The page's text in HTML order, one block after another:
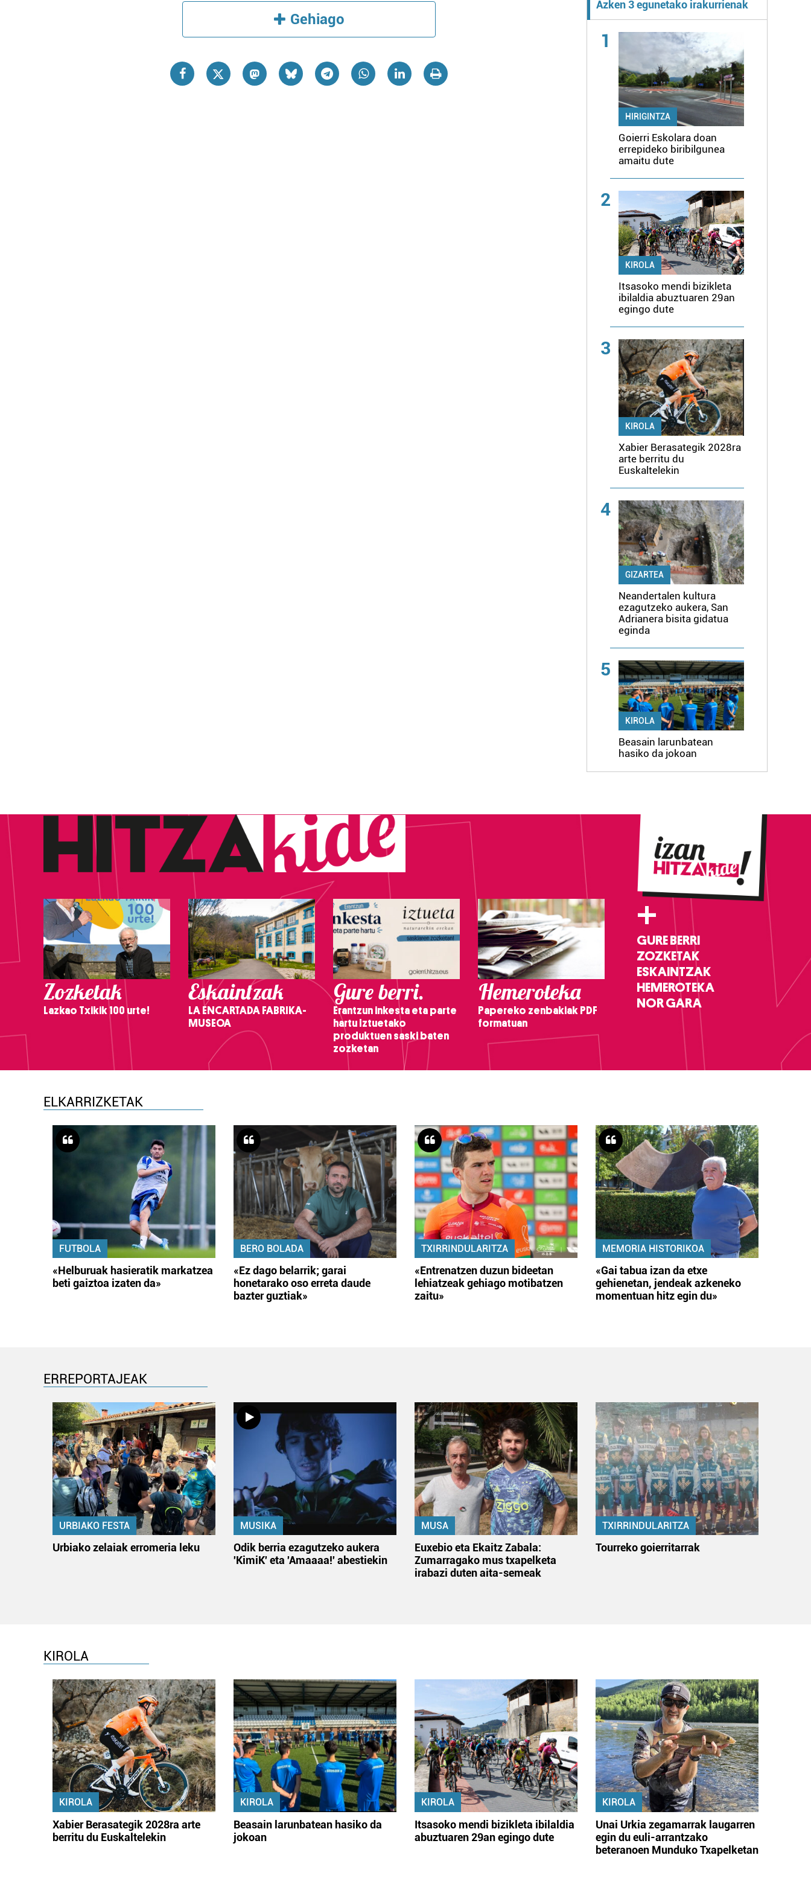
Gehiago
Azken 3 egunetako irakurrienak
1
HIRIGINTZA
Goierri Eskolara doan
errepideko biribilgunea
amaitu dute
2
KIROLA
Itsasoko mendi bizikleta
ibilaldia abuztuaren 29an
egingo dute
3
KIROLA
Xabier Berasategik 2028ra
arte berritu du
Euskaltelekin
4
GIZARTEA
Neandertalen kultura
ezagutzeko aukera, San
Adrianera bisita gidatua
eginda
5
KIROLA
Beasain larunbatean
hasiko da jokoan
Zozketak
Lazkao Txikik 100 urte!
Eskaintzak
LA ENCARTADA FABRIKA-
MUSEOA
Gure berri.
Erantzun inkesta eta parte
hartu Iztuetako
produktuen saski baten
zozketan
Hemeroteka
Papereko zenbakiak PDF
formatuan
+
GURE BERRI
ZOZKETAK
ESKAINTZAK
HEMEROTEKA
NOR GARA
ELKARRIZKETAK
FUTBOLA
«Helburuak hasieratik markatzea
beti gaiztoa izaten da»
BERO BOLADA
«Ez dago belarrik; garai
honetarako oso erreta daude
bazter guztiak»
TXIRRINDULARITZA
«Entrenatzen duzun bideetan
lehiatzeak gehiago motibatzen
zaitu»
MEMORIA HISTORIKOA
«Gai tabua izan da etxe
gehienetan, jendeak azkeneko
momentuan hitz egin du»
ERREPORTAJEAK
URBIAKO FESTA
Urbiako zelaiak erromeria leku
MUSIKA
Odik berria ezagutzeko aukera
'KimiK' eta 'Amaaaa!' abestiekin
MUSA
Euxebio eta Ekaitz Zabala:
Zumarragako mus txapelketa
irabazi duten aita-semeak
TXIRRINDULARITZA
Tourreko goierritarrak
KIROLA
KIROLA
Xabier Berasategik 2028ra arte
berritu du Euskaltelekin
KIROLA
Beasain larunbatean hasiko da
jokoan
KIROLA
Itsasoko mendi bizikleta ibilaldia
abuztuaren 29an egingo dute
KIROLA
Unai Urkia zegamarrak laugarren
egin du euli-arrantzako
beteranoen Munduko Txapelketan